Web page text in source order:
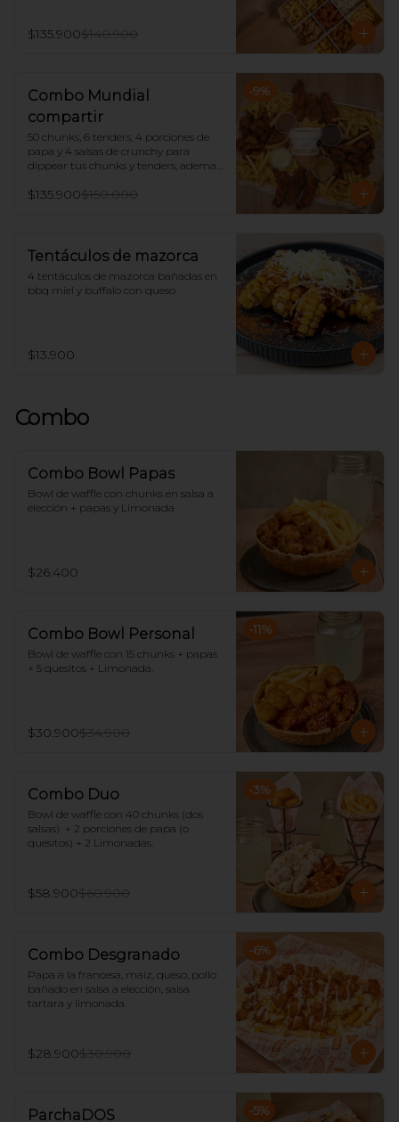
$135.900$140.900
-9%
Combo Mundial
compartir
50 chunks, 6 tenders, 4 porciones de
papa y 4 salsas de crunchy para
dippear tus chunks y tenders, ademas
leña o bbq dulce)
$135.900$150.000
Tentáculos de mazorca
4 tentáculos de mazorca bañadas en
bbq miel y buffalo con queso
$13.900
Combo
Combo Bowl Papas
Bowl de waffle con chunks en salsa a
elección + papas y Limonada
$26.400
-11%
Combo Bowl Personal
Bowl de waffle con 15 chunks + papas
+ 5 quesitos + Limonada.
$30.900$34.900
-3%
Combo Duo
Bowl de waffle con 40 chunks (dos
salsas)  + 2 porciones de papa (o
quesitos) + 2 Limonadas.
$58.900$60.900
-6%
Combo Desgranado
Papa a la francesa, maiz, queso, pollo
bañado en salsa a elección, salsa
tartara y limonada.
$28.900$30.900
-5%
ParchaDOS